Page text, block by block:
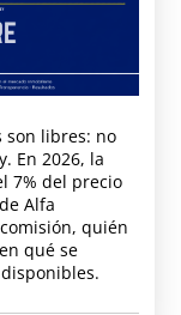
son libres: no
En 2026, la
7% del precio
Alfa
quién
qué se